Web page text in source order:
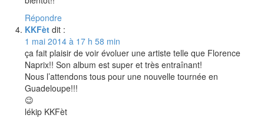
Répondre
KKFèt dit :
1 mai 2014 à 17 h 58 min
ça fait plaisir de voir évoluer une artiste telle que Florence
Naprix!! Son album est super et très entraînant!
Nous l’attendons tous pour une nouvelle tournée en
Guadeloupe!!!
😉
lékip KKFèt